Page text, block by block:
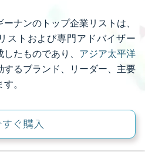
ナンのトップ企業リストは、
ストおよび専門アドバイザー
たものであり、 アジア太平洋
するブランド、リーダー、主要
。